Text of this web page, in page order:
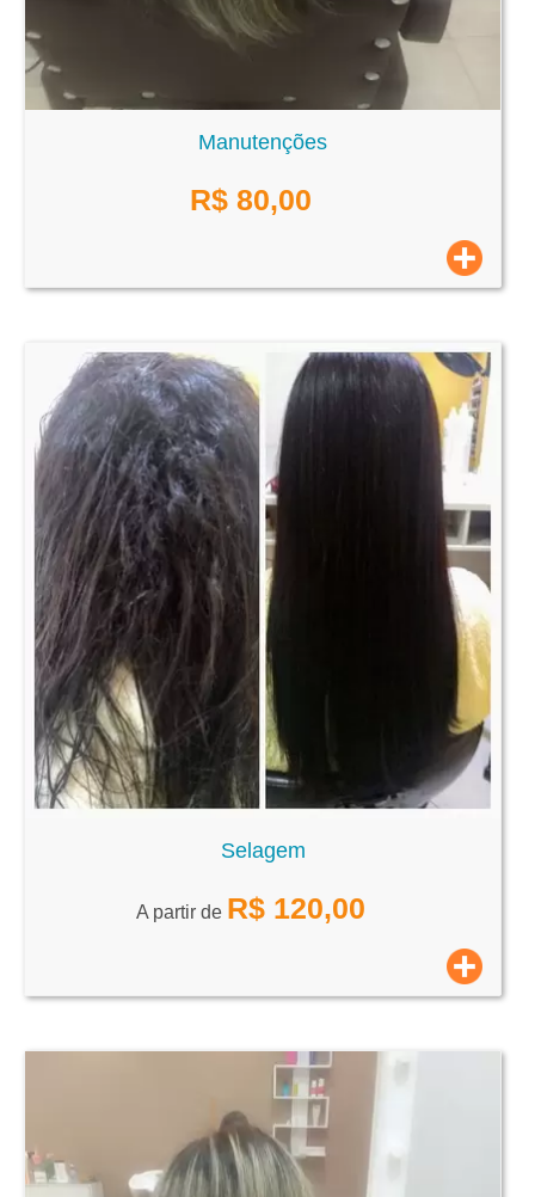
Manutenções
R$ 80,00
Selagem
A partir de R$ 120,00